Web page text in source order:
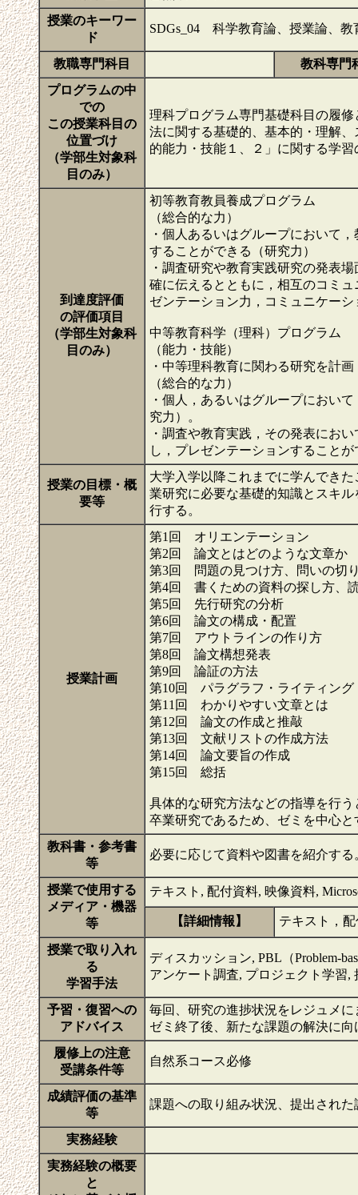
授業のキーワー
ド
SDGs_04 科学教育論、授業論、
教職専門科目
教科専門
プログラムの中
での
この授業科目の
位置づけ
（学部生対象科
目のみ）
理科プログラム専門基礎科目の履
法に関する基礎的、基本的・理解
的能力・技能１、２」に関する学
到達度評価
の評価項目
（学部生対象科
目のみ）
初等教育教員養成プログラム
（総合的な力）
・個人あるいはグループにおいて
することができる（研究力）
・調査研究や教育実践研究の発表
確に伝えるとともに，相互のコミ
ゼンテーション力，コミュニケーシ
中等教育科学（理科）プログラム
（能力・技能）
・中等理科教育に関わる研究を計
（総合的な力）
・個人，あるいはグループにおい
究力）。
・調査や教育実践，その発表にお
し，プレゼンテーションすること
授業の目標・概
要等
大学入学以降これまでに学んでき
業研究に必要な基礎的知識とスキ
行する。
授業計画
第1回 オリエンテーション
第2回 論文とはどのような文章か
第3回 問題の見つけ方、問いの切
第4回 書くための資料の探し方、
第5回 先行研究の分析
第6回 論文の構成・配置
第7回 アウトラインの作り方
第8回 論文構想発表
第9回 論証の方法
第10回 パラグラフ・ライティング
第11回 わかりやすい文章とは
第12回 論文の作成と推敲
第13回 文献リストの作成方法
第14回 論文要旨の作成
第15回 総括
具体的な研究方法などの指導を行
卒業研究であるため、ゼミを中心
教科書・参考書
等
必要に応じて資料や図書を紹介す
授業で使用する
メディア・機器
等
テキスト, 配付資料, 映像資料,
【詳細情報】 テキスト，
授業で取り入れ
る
学習手法
ディスカッション, PBL（Problem-
アンケート調査, プロジェクト学習,
予習・復習への
アドバイス
毎回、研究の進捗状況をレジュメ
ゼミ終了後、新たな課題の解決に
履修上の注意
受講条件等
自然系コース必修
成績評価の基準
等
課題への取り組み状況、提出され
実務経験
実務経験の概要
と